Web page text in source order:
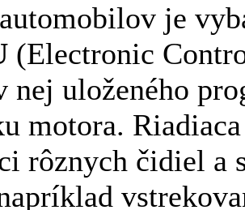
je
(Electronic
nej uloženého
motora.
rôznych čidiel a